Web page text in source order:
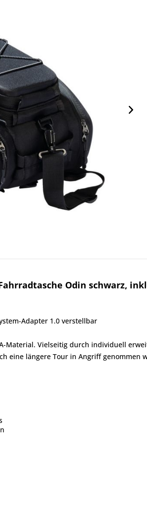
Odin schwarz,
Adapter 1.0 verstellbar
Material. Vielseitig durch individuell
eine längere Tour in Angriff